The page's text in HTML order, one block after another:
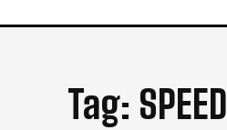
Tag: SPEED